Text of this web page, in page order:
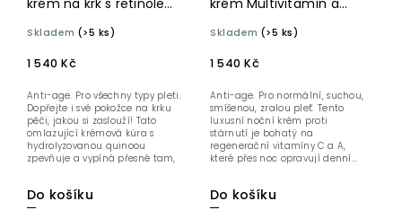
Skladem (>5 ks)
1 540 Kč
Do košíku
Anti-age. Pro všechny typy pleti.
Dopřejte i své pokožce na krku
péči, jakou si zaslouží! Tato
omlazující krémová kúra s
hydrolyzovanou quinoou
zpevňuje a vypíná přesně tam,
Skladem (>5 ks)
1 540 Kč
Do košíku
Anti-age. Pro normální, suchou,
smíšenou, zralou pleť. Tento
luxusní noční krém proti
stárnutí je bohatý na
regenerační vitamíny C a A,
které přes noc opravují denní...